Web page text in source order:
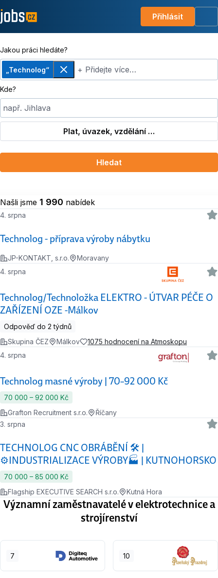
Přihlásit
Jakou práci hledáte?
„Technolog“
Odebrat+ Přidejte více…
Kde?
např. Jihlava
Plat, úvazek, vzdělání …
Hledat
Našli jsme 1 990 nabídek
Technolog - příprava výroby nábytku
4. srpna
JP-KONTAKT, s.r.o. Moravany
Technolog/Technoložka ELEKTRO - ÚTVAR PÉČE O
ZAŘÍZENÍ OZE -Málkov
4. srpna
Odpověď do 2 týdnů
Skupina ČEZ
Málkov 1075 hodnocení na Atmoskopu
Technolog masné výroby | 70–92 000 Kč
4. srpna
70 000 ‍–‍ 92 000 Kč
Grafton Recruitment s.r.o.
Říčany
TECHNOLOG CNC OBRÁBĚNÍ 🛠️ |
⚙️INDUSTRIALIZACE VÝROBY🏭 | KUTNOHORSKO
3. srpna
70 000 ‍–‍ 85 000 Kč
Flagship EXECUTIVE SEARCH s.r.o.
Kutná Hora
Významní zaměstnavatelé v elektrotechnice a
strojírenství
7 10